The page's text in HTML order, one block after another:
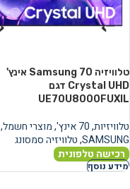
טלוויזיה Samsung 70 אינץ'
Crystal UHD דגם
UE70U8000FUXIL
טלוויזיות,70 אינץ' ,מוצרי חשמל,
SAMSUNG
,טלוויזיה סמסונג
רכישה טלפונית
מידע נוסף